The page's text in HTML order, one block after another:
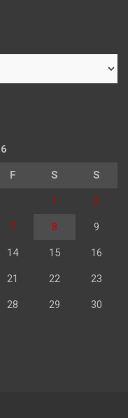
F S S
1 2
7 8 9
14 15 16
21 22 23
28 29 30